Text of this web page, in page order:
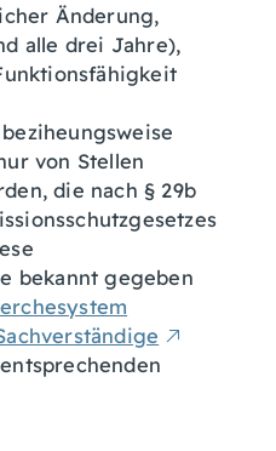
Änderung,
alle drei Jahre),
von Stellen
die nach § 29b
bekannt gegeben